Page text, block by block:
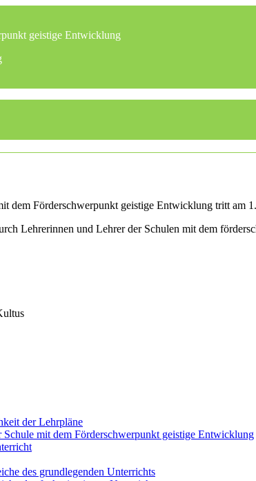
geistige Entwicklung
dem Förderschwerpunkt geistige Entwicklung tritt am
Lehrerinnen und Lehrer der Schulen mit dem
der Lehrpläne
Schule mit dem Förderschwerpunkt geistige Entwicklung
des grundlegenden Unterrichts